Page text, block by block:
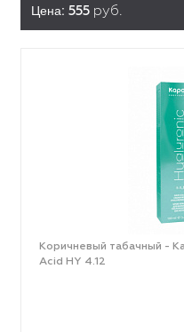
Цена: 555 руб.
Коричневый табачный -
Acid HY 4.12